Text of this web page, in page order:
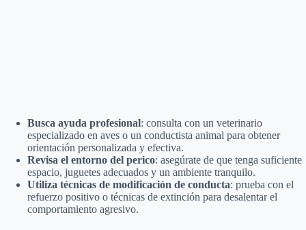
Busca ayuda profesional: consulta con un veterinario
especializado en aves o un conductista animal para obtener
orientación personalizada y efectiva.
Revisa el entorno del perico: asegúrate de que tenga suficiente
espacio, juguetes adecuados y un ambiente tranquilo.
Utiliza técnicas de modificación de conducta: prueba con el
refuerzo positivo o técnicas de extinción para desalentar el
comportamiento agresivo.